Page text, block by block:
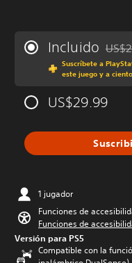
Incluido
Suscríbete a
este juego y a
US$29.99
1 jugador
Funciones de
Funciones de
Versión para PS5
Compatible con la